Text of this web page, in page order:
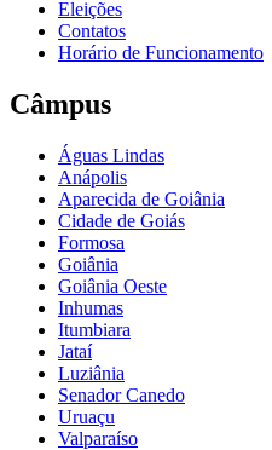
Eleições
Contatos
Horário de Funcionamento
Câmpus
Águas Lindas
Anápolis
Aparecida de Goiânia
Cidade de Goiás
Formosa
Goiânia
Goiânia Oeste
Inhumas
Itumbiara
Jataí
Luziânia
Senador Canedo
Uruaçu
Valparaíso